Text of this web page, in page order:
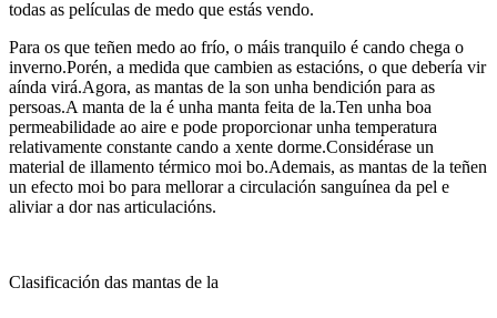
todas as películas de medo que estás vendo.
Para os que teñen medo ao frío, o máis tranquilo é cando chega o
inverno.Porén, a medida que cambien as estacións, o que debería vir
aínda virá.Agora, as mantas de la son unha bendición para as
persoas.A manta de la é unha manta feita de la.Ten unha boa
permeabilidade ao aire e pode proporcionar unha temperatura
relativamente constante cando a xente dorme.Considérase un
material de illamento térmico moi bo.Ademais, as mantas de la teñen
un efecto moi bo para mellorar a circulación sanguínea da pel e
aliviar a dor nas articulacións.
Clasificación das mantas de la